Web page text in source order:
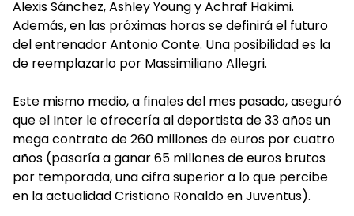
Alexis Sánchez, Ashley Young y Achraf Hakimi.
Además, en las próximas horas se definirá el futuro
del entrenador Antonio Conte. Una posibilidad es la
de reemplazarlo por Massimiliano Allegri.
Este mismo medio, a finales del mes pasado, aseguró
que el Inter le ofrecería al deportista de 33 años un
mega contrato de 260 millones de euros por cuatro
años (pasaría a ganar 65 millones de euros brutos
por temporada, una cifra superior a lo que percibe
en la actualidad Cristiano Ronaldo en Juventus).